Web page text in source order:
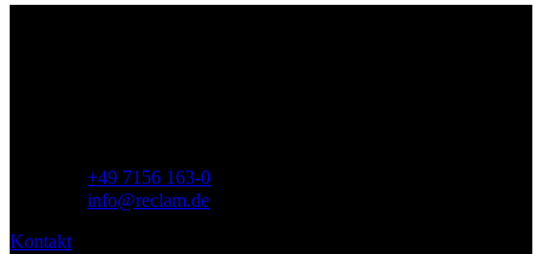
+49 7156 163-0
info@reclam.de
Kontakt